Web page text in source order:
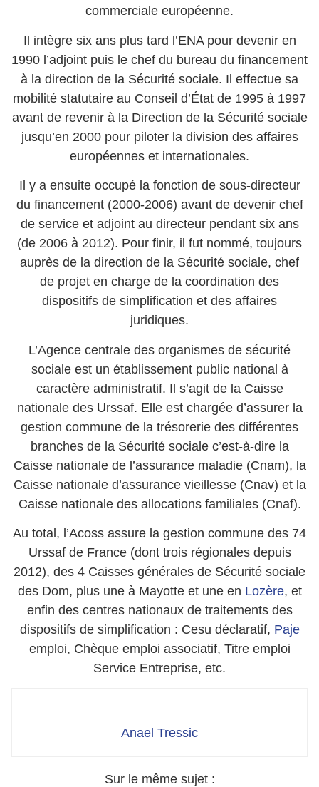
commerciale européenne.
Il intègre six ans plus tard l’ENA pour devenir en
1990 l’adjoint puis le chef du bureau du financement
à la direction de la Sécurité sociale. Il effectue sa
mobilité statutaire au Conseil d’État de 1995 à 1997
avant de revenir à la Direction de la Sécurité sociale
jusqu’en 2000 pour piloter la division des affaires
européennes et internationales.
Il y a ensuite occupé la fonction de sous-directeur
du financement (2000-2006) avant de devenir chef
de service et adjoint au directeur pendant six ans
(de 2006 à 2012). Pour finir, il fut nommé, toujours
auprès de la direction de la Sécurité sociale, chef
de projet en charge de la coordination des
dispositifs de simplification et des affaires
juridiques.
L’Agence centrale des organismes de sécurité
sociale est un établissement public national à
caractère administratif. Il s’agit de la Caisse
nationale des Urssaf. Elle est chargée d’assurer la
gestion commune de la trésorerie des différentes
branches de la Sécurité sociale c’est-à-dire la
Caisse nationale de l’assurance maladie (Cnam), la
Caisse nationale d’assurance vieillesse (Cnav) et la
Caisse nationale des allocations familiales (Cnaf).
Au total, l’Acoss assure la gestion commune des 74
Urssaf de France (dont trois régionales depuis
2012), des 4 Caisses générales de Sécurité sociale
des Dom, plus une à Mayotte et une en Lozère, et
enfin des centres nationaux de traitements des
dispositifs de simplification : Cesu déclaratif, Paje
emploi, Chèque emploi associatif, Titre emploi
Service Entreprise, etc.
Anael Tressic
Sur le même sujet :